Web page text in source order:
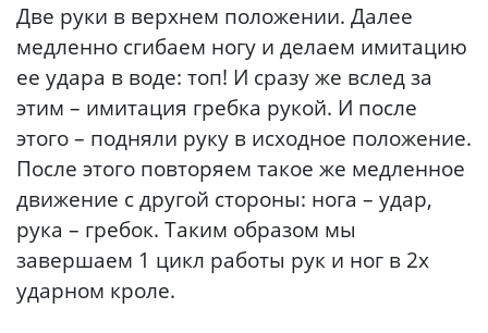
Две руки в верхнем положении. Далее
медленно сгибаем ногу и делаем имитацию
ее удара в воде: топ! И сразу же вслед за
этим – имитация гребка рукой. И после
этого – подняли руку в исходное положение.
После этого повторяем такое же медленное
движение с другой стороны: нога – удар,
рука – гребок. Таким образом мы
завершаем 1 цикл работы рук и ног в 2х
ударном кроле.